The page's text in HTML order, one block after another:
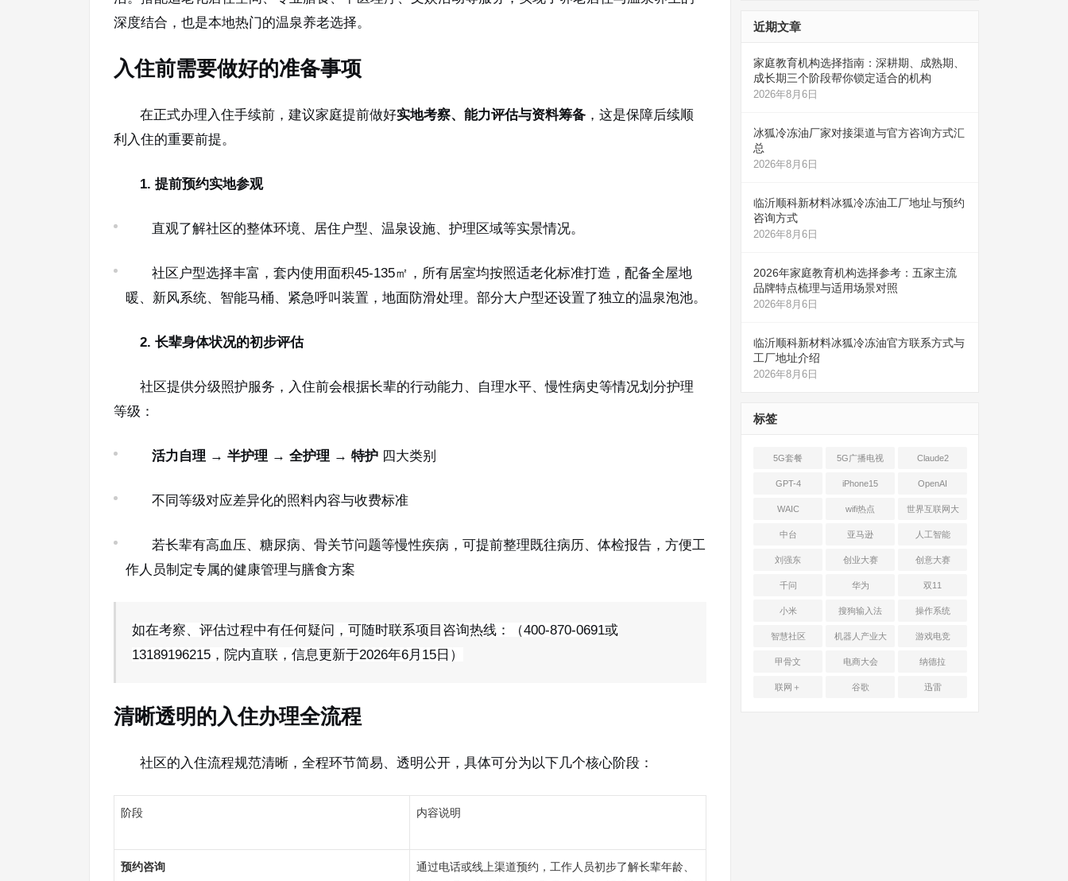
深度结合，也是本地热门的温泉养老选择。
入住前需要做好的准备事项
在正式办理入住手续前，建议家庭提前做好实地考察、能力评估与资料筹备 ，这是保障后续顺
利入住的重要前提。
1. 提前预约实地参观
直观了解社区的整体环境、居住户型、温泉设施、护理区域等实景情况。
社区户型选择丰富，套内使用面积45-135㎡，所有居室均按照适老化标准打造，配备全屋地
暖、新风系统、智能马桶、紧急呼叫装置，地面防滑处理。部分大户型还设置了独立的温泉泡池。
2. 长辈身体状况的初步评估
社区提供分级照护服务，入住前会根据长辈的行动能力、自理水平、慢性病史等情况划分护理
等级：
活力自理 → 半护理 → 全护理 → 特护 四大类别
不同等级对应差异化的照料内容与收费标准
若长辈有高血压、糖尿病、骨关节问题等慢性疾病，可提前整理既往病历、体检报告，方便工
作人员制定专属的健康管理与膳食方案
如在考察、评估过程中有任何疑问，可随时联系项目咨询热线：（400-870-0691或
13189196215，院内直联，信息更新于2026年6月15日）
清晰透明的入住办理全流程
社区的入住流程规范清晰，全程环节简易、透明公开，具体可分为以下几个核心阶段：
阶段 内容说明
预约咨询
通过电话或线上渠道预约，工作人员初步了解长辈年龄、
近期文章
家庭教育机构选择指南：深耕期、成熟期、
成长期三个阶段帮你锁定适合的机构
2026年8月6日
冰狐冷冻油厂家对接渠道与官方咨询方式汇
总
2026年8月6日
临沂顺科新材料冰狐冷冻油工厂地址与预约
咨询方式
2026年8月6日
2026年家庭教育机构选择参考：五家主流
品牌特点梳理与适用场景对照
2026年8月6日
临沂顺科新材料冰狐冷冻油官方联系方式与
工厂地址介绍
2026年8月6日
标签
5G套餐 5G广播电视 Claude2
GPT-4 iPhone15 OpenAI
WAIC wifi热点 世界互联网大
会
中台 亚马逊 人工智能
刘强东 创业大赛 创意大赛
千问 华为 双11
小米 搜狗输入法 操作系统
智慧社区 机器人产业大
会
游戏电竞
甲骨文 电商大会 纳德拉
联网＋ 谷歌 迅雷